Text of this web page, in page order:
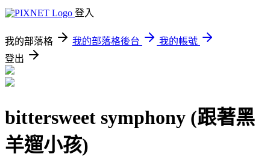
登入
我的部落格 我的部落格後台
我的帳號
登出
bittersweet symphony (跟著黑
羊遛小孩)